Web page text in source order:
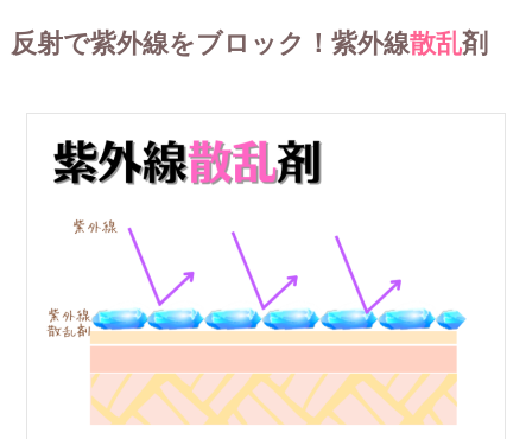
反射で紫外線をブロック！紫外線散乱剤